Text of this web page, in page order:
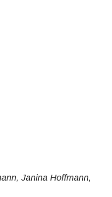
Janina Hoffmann,